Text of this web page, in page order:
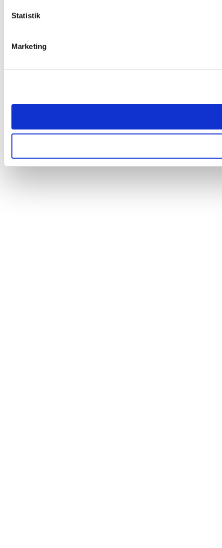
Statistik
Marketing